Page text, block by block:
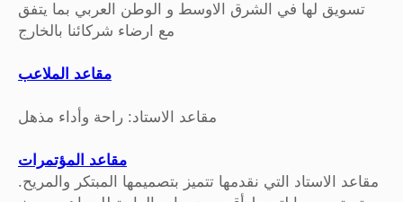
تسويق لها في الشرق الاوسط و الوطن العربي بما يتفق
مقاعد الملاعب
مقاعد المؤتمرات
مقاعد الاستاد التي نقدمها تتميز بتصميمها المبتكر والمريح.